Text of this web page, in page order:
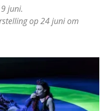
juni.
op 24 juni om